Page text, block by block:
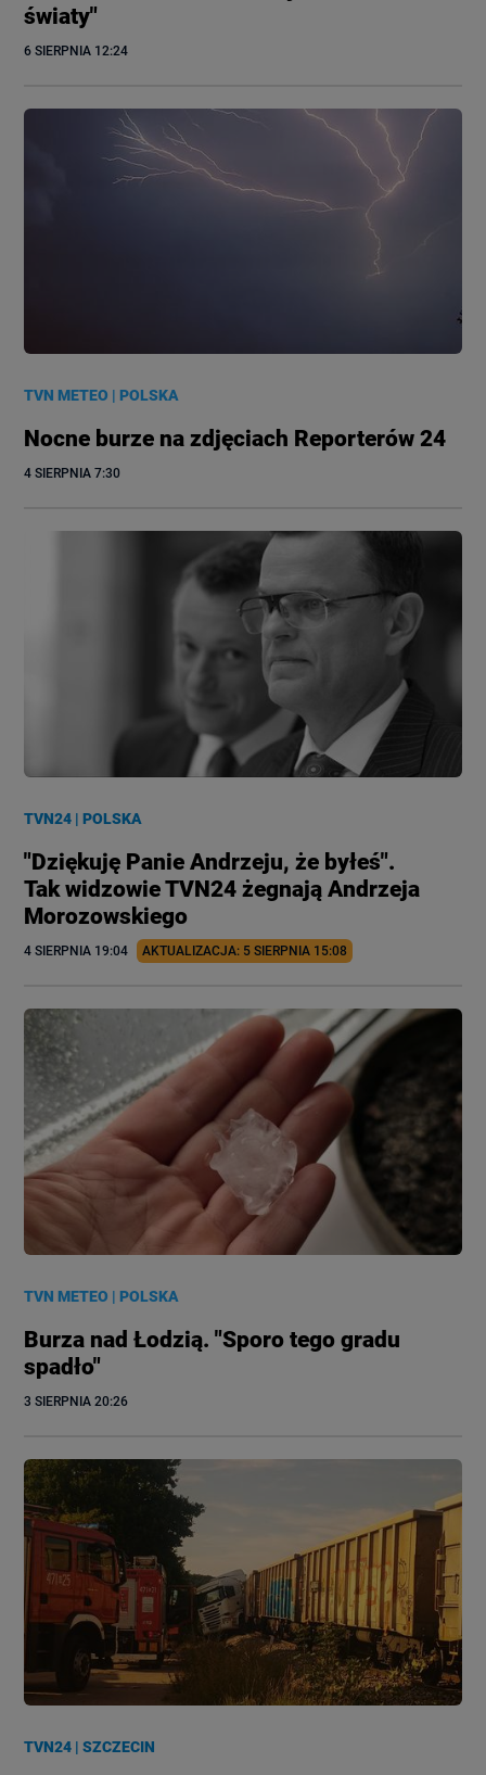
światy"
6 SIERPNIA 12:24
TVN METEO |POLSKA
Nocne burze na zdjęciach Reporterów 24
4 SIERPNIA 7:30
TVN24 |POLSKA
"Dziękuję Panie Andrzeju, że byłeś".
Tak widzowie TVN24 żegnają Andrzeja
Morozowskiego
4 SIERPNIA 19:04 AKTUALIZACJA: 5 SIERPNIA 15:08
TVN METEO |POLSKA
Burza nad Łodzią. "Sporo tego gradu
spadło"
3 SIERPNIA 20:26
TVN24 |SZCZECIN